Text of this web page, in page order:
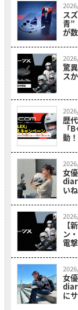
ス
青”
が
驚
ス
歴
「
動！
女
い
【
ン
電
女
に